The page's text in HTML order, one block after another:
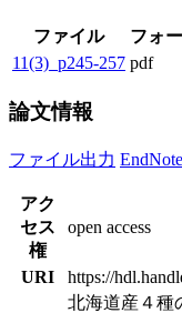
ファイル フォ
11(3)_p245-257 pdf
論文情報
ファイル出力
アク
セス
権
open access
URI https://
北海道産４種